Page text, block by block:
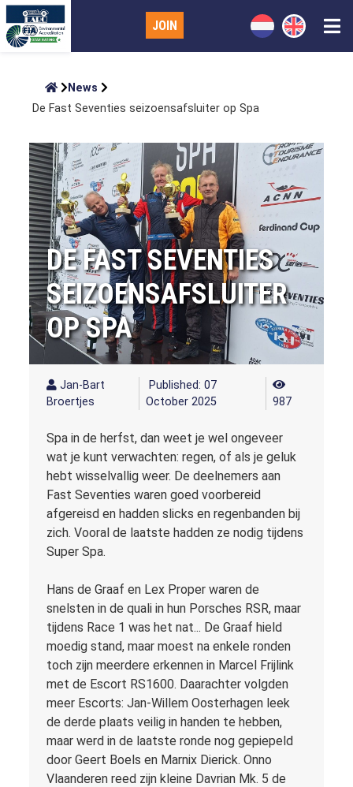
JOIN
News
De Fast Seventies seizoensafsluiter op Spa
DE FAST SEVENTIES
SEIZOENSAFSLUITER
OP SPA
Jan-Bart
Broertjes
Published: 07
October 2025
987
Spa in de herfst, dan weet je wel ongeveer
wat je kunt verwachten: regen, of als je geluk
hebt wisselvallig weer. De deelnemers aan
Fast Seventies waren goed voorbereid
afgereisd en hadden slicks en regenbanden bij
zich. Vooral de laatste hadden ze nodig tijdens
Super Spa.
Hans de Graaf en Lex Proper waren de
snelsten in de quali in hun Porsches RSR, maar
tijdens Race 1 was het nat... De Graaf hield
moedig stand, maar moest na enkele ronden
toch zijn meerdere erkennen in Marcel Frijlink
met de Escort RS1600. Daarachter volgden
meer Escorts: Jan-Willem Oosterhagen leek
de derde plaats veilig in handen te hebben,
maar werd in de laatste ronde nog gepiepeld
door Geert Boels en Marnix Dierick. Onno
Vlaanderen reed zijn kleine Davrian Mk. 5 de